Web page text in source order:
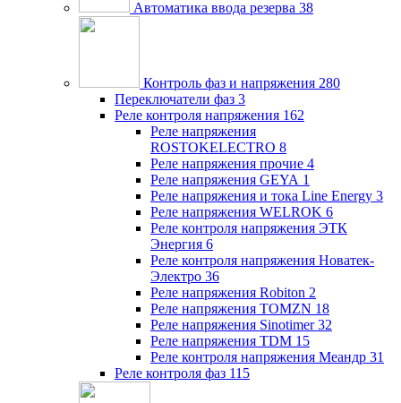
Автоматика ввода резерва 38
Контроль фаз и напряжения 280
Переключатели фаз 3
Реле контроля напряжения 162
Реле напряжения
ROSTOKELECTRO 8
Реле напряжения прочие 4
Реле напряжения GEYA 1
Реле напряжения и тока Line Energy 3
Реле напряжения WELROK 6
Реле контроля напряжения ЭТК
Энергия 6
Реле контроля напряжения Новатек-
Электро 36
Реле напряжения Robiton 2
Реле напряжения TOMZN 18
Реле напряжения Sinotimer 32
Реле напряжения TDM 15
Реле контроля напряжения Меандр 31
Реле контроля фаз 115